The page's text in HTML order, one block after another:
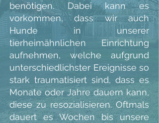
benötigen. Dabei kann es
vorkommen, dass wir auch
Hunde in unserer
tierheimähnlichen Einrichtung
aufnehmen, welche aufgrund
unterschiedlichster Ereignisse so
stark traumatisiert sind, dass es
Monate oder Jahre dauern kann,
diese zu resozialisieren. Oftmals
dauert es Wochen bis unsere